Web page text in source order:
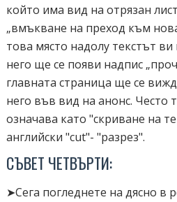
който има вид на отрязан
„вмъкване на преход към
това място надолу текстът
него ще се появи надпис
главната страница ще се
него във вид на анонс. Често
означава като "скриване на
английски "cut"- "разрез".
СЪВЕТ ЧЕТВЪРТИ:
➤Сега погледнете на дясно в